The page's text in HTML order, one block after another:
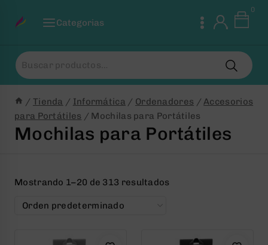
Categorias
0
Buscar
por:
/ Tienda / Informática / Ordenadores / Accesorios
para Portátiles / Mochilas para Portátiles
Mochilas para Portátiles
Mostrando 1–20 de 313 resultados